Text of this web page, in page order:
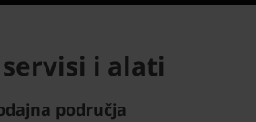
i alati
područja